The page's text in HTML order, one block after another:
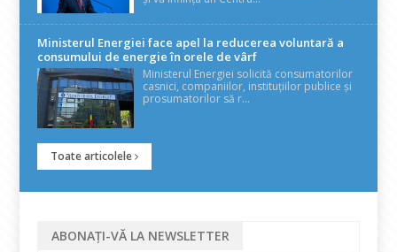
Ministerul Energiei face apel la reducerea voluntară a
consumului de energie în orele de vârf
Ministerul Energiei solicită consumatorilor
casnici, companiilor, instituțiilor publice și
prosumatorilor să r...
Toate articolele
ABONAȚI-VĂ LA NEWSLETTER